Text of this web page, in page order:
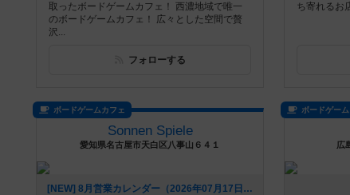
取ったボードゲームカフェ！ 西濃地域で唯一
のボードゲームカフェ！ 広々とした空間で贅
沢...
フォローする
ち寄れるお
ボードゲームカフェ
Sonnen Spiele
愛知県名古屋市天白区八事山６４１
[NEW] 8月営業カレンダー（2026年07月17日 13時19分）
ボードゲーム
広